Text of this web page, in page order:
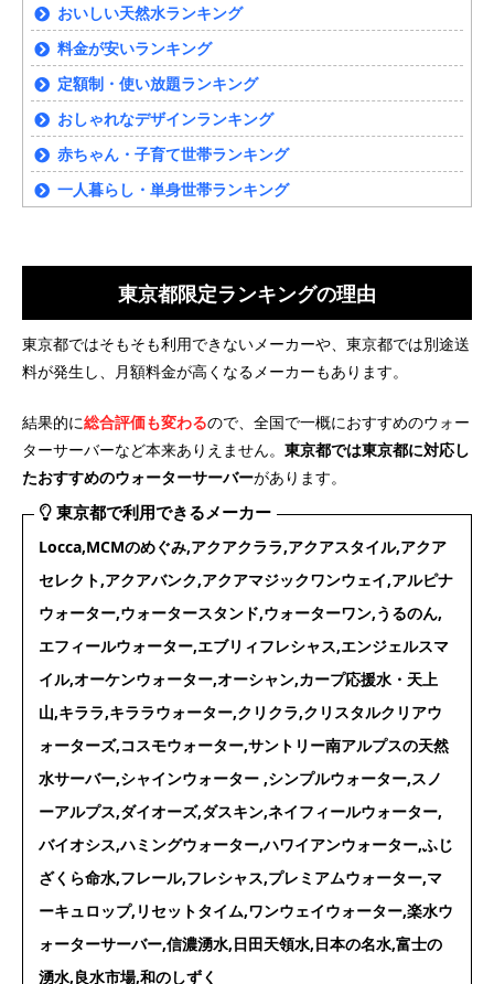
おいしい天然水ランキング
料金が安いランキング
定額制・使い放題ランキング
おしゃれなデザインランキング
赤ちゃん・子育て世帯ランキング
一人暮らし・単身世帯ランキング
東京都限定ランキングの理由
東京都ではそもそも利用できないメーカーや、東京都では別途送
料が発生し、月額料金が高くなるメーカーもあります。
結果的に総合評価も変わるので、全国で一概におすすめのウォー
ターサーバーなど本来ありえません。 東京都では東京都に対応し
たおすすめのウォーターサーバーがあります。
東京都で利用できるメーカー
Locca,MCMのめぐみ,アクアクララ,アクアスタイル,アクア
セレクト,アクアバンク,アクアマジックワンウェイ,アルピナ
ウォーター,ウォータースタンド,ウォーターワン,うるのん,
エフィールウォーター,エブリィフレシャス,エンジェルスマ
イル,オーケンウォーター,オーシャン,カープ応援水・天上
山,キララ,キララウォーター,クリクラ,クリスタルクリアウ
ォーターズ,コスモウォーター,サントリー南アルプスの天然
水サーバー,シャインウォーター ,シンプルウォーター,スノ
ーアルプス,ダイオーズ,ダスキン,ネイフィールウォーター,
バイオシス,ハミングウォーター,ハワイアンウォーター,ふじ
ざくら命水,フレール,フレシャス,プレミアムウォーター,マ
ーキュロップ,リセットタイム,ワンウェイウォーター,楽水ウ
ォーターサーバー,信濃湧水,日田天領水,日本の名水,富士の
湧水,良水市場,和のしずく